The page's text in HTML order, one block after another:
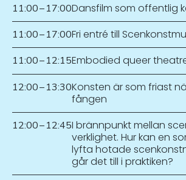
11:00–17:00Dansfilm som offentlig
11:00–17:00Fri entré till
11:00–12:15Embodied queer
12:00–13:30Konsten är som friast
fången
12:00–12:45I brännpunkt mellan
verklighet. Hur kan en
lyfta hotade
går det till i praktiken?